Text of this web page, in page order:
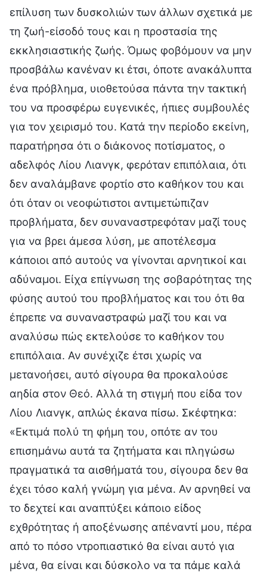
επίλυση των δυσκολιών των άλλων σχετικά με
τη ζωή-είσοδό τους και η προστασία της
εκκλησιαστικής ζωής. Όμως φοβόμουν να μην
προσβάλω κανέναν κι έτσι, όποτε ανακάλυπτα
ένα πρόβλημα, υιοθετούσα πάντα την τακτική
του να προσφέρω ευγενικές, ήπιες συμβουλές
για τον χειρισμό του. Κατά την περίοδο εκείνη,
παρατήρησα ότι ο διάκονος ποτίσματος, ο
αδελφός Λίου Λιανγκ, φερόταν επιπόλαια, ότι
δεν αναλάμβανε φορτίο στο καθήκον του και
ότι όταν οι νεοφώτιστοι αντιμετώπιζαν
προβλήματα, δεν συναναστρεφόταν μαζί τους
για να βρει άμεσα λύση, με αποτέλεσμα
κάποιοι από αυτούς να γίνονται αρνητικοί και
αδύναμοι. Είχα επίγνωση της σοβαρότητας της
φύσης αυτού του προβλήματος και του ότι θα
έπρεπε να συναναστραφώ μαζί του και να
αναλύσω πώς εκτελούσε το καθήκον του
επιπόλαια. Αν συνέχιζε έτσι χωρίς να
μετανοήσει, αυτό σίγουρα θα προκαλούσε
αηδία στον Θεό. Αλλά τη στιγμή που είδα τον
Λίου Λιανγκ, απλώς έκανα πίσω. Σκέφτηκα:
«Εκτιμά πολύ τη φήμη του, οπότε αν του
επισημάνω αυτά τα ζητήματα και πληγώσω
πραγματικά τα αισθήματά του, σίγουρα δεν θα
έχει τόσο καλή γνώμη για μένα. Αν αρνηθεί να
το δεχτεί και αναπτύξει κάποιο είδος
εχθρότητας ή αποξένωσης απέναντί μου, πέρα
από το πόσο ντροπιαστικό θα είναι αυτό για
μένα, θα είναι και δύσκολο να τα πάμε καλά